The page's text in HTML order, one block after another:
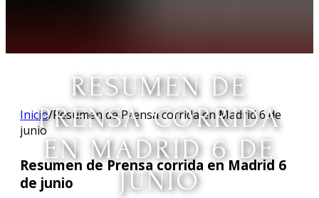
RESUMEN DE
PRENSA CORRIDA
EN MADRID 6 DE
JUNIO
Inicio/Resumen de Prensa corrida en Madrid 6 de
junio
Resumen de Prensa corrida en Madrid 6
de junio